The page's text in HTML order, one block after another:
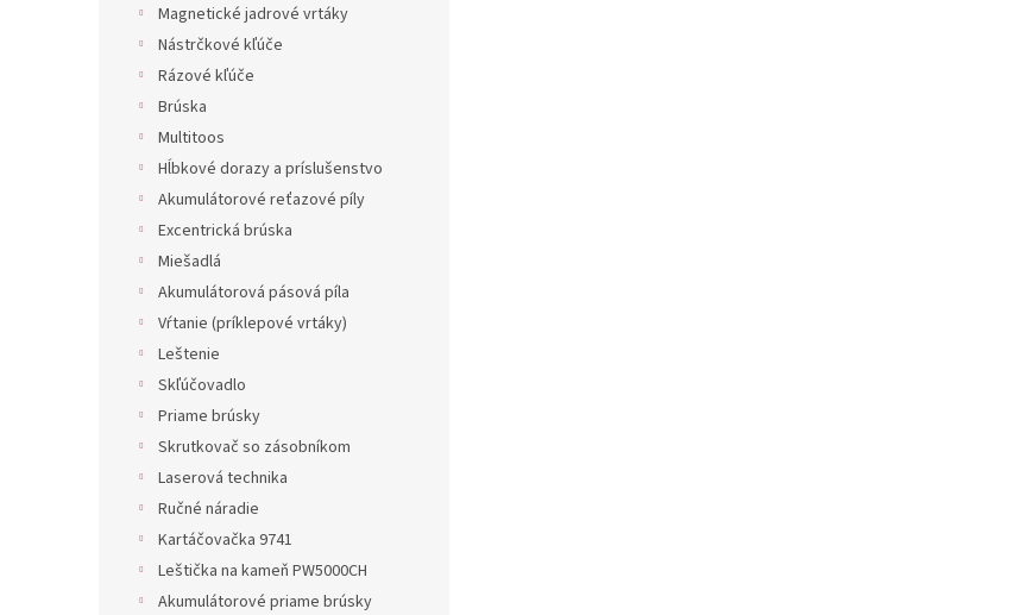
Magnetické jadrové vrtáky
Nástrčkové kľúče
Rázové kľúče
Brúska
Multitoos
Hĺbkové dorazy a príslušenstvo
Akumulátorové reťazové píly
Excentrická brúska
Miešadlá
Akumulátorová pásová píla
Vŕtanie (príklepové vrtáky)
Leštenie
Skľúčovadlo
Priame brúsky
Skrutkovač so zásobníkom
Laserová technika
Ručné náradie
Kartáčovačka 9741
Leštička na kameň PW5000CH
Akumulátorové priame brúsky